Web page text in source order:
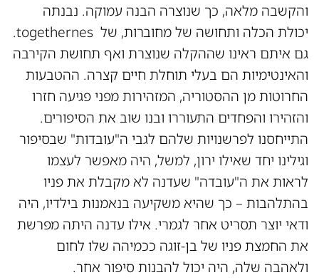
והקשבה מלאה, כך שנוצרה הבנה עמוקה. נבנתה
יכולת הכלה ותחושה של מחוברות, של togethernes.
גם איתם ראינו שההקלה שנוצרת ואף תחושת הקירבה
והאינטימיות הם בעלי תוחלת חיים קצרה. ההטבעות
החרוטות מן ההסטוריה, המזהירות מפני פגיעה חזרו
והזהירו והפחדים התעוררו ובנו שוב את הסיפורים.
התייחסנו לפרשנויות שלהם לגבי ה"עובדות" שבסיפור
וגילינו יחד שאילו ירון, למשל, היה מאפשר לעצמו
לראות את ה"עובדה" שעדנה לא מקבלת את פניו
בהתלהבות – כך שהיא משקיעה בנאמנות בילדיו, היה
ודאי יוצר תסריט אחר לגמרי. אילו עדנה היתה מפרשת
את החמצת פניו של בן-זוגה ככמיהה שלו לחום
ולאהבה שלה, היה יכול להבנות סיפור אחר.